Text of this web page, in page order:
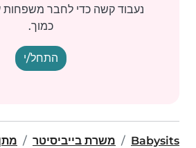
נעבוד קשה כדי לחבר משפחות
כמוך.
התחל/י
Babysits משרת בייביסיטר